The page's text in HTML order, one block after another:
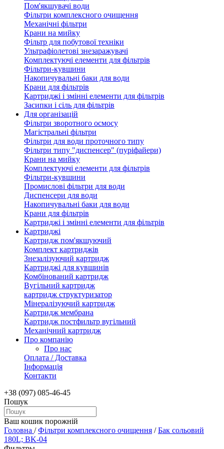
Пом'якшувачі води
Фільтри комплексного очищення
Механічні фільтри
Крани на мийку
Фільтр для побутової техніки
Ультрафіолетові знезаражувачі
Комплектуючі елементи для фільтрів
Фільтри-кувшини
Накопичувальні баки для води
Крани для фільтрів
Картриджі і змінні елементи для фільтрів
Засипки і сіль для фільтрів
Для організацій
Фільтри зворотного осмосу
Магістральні фільтри
Фільтри для води проточного типу
Фільтри типу "диспенсер" (пуріфайери)
Крани на мийку
Комплектуючі елементи для фільтрів
Фільтри-кувшини
Промислові фільтри для води
Диспенсери для води
Накопичувальні баки для води
Крани для фільтрів
Картриджі і змінні елементи для фільтрів
Картриджі
Картридж пом'якшуючий
Комплект картриджів
Знезалізуючий картридж
Картриджі для кувшинів
Комбінований картридж
Вугільний картридж
картридж структуризатор
Мінералізуючий картридж
Картридж мембрана
Картридж постфильтр вугільний
Механічний картридж
Про компанію
Про нас
Оплата / Доставка
Інформація
Контакти
+38 (097) 085-46-45
Пошук
Ваш кошик порожній
Головна /Фільтри комплексного очищення /Бак сольовий
180L; BK-04